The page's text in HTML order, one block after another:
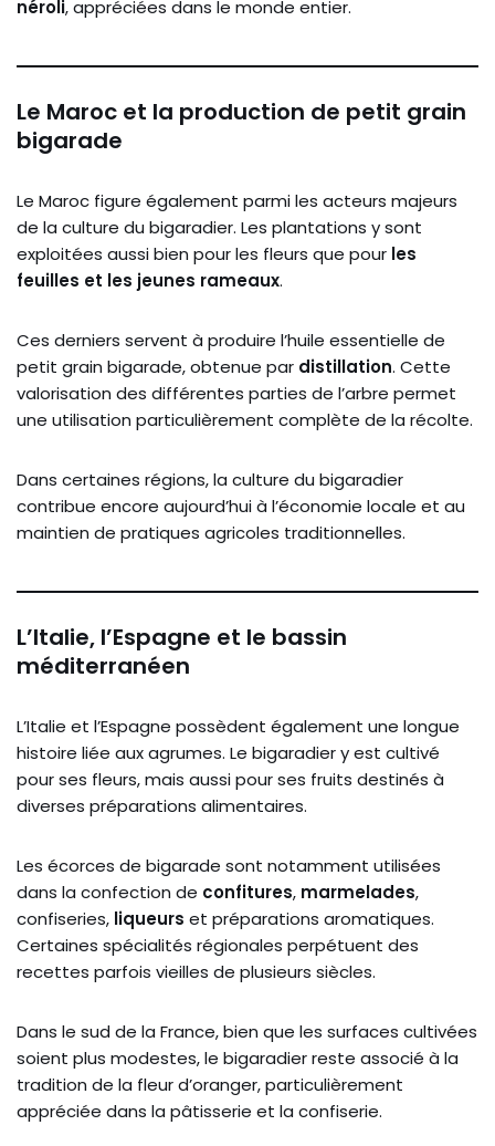
néroli, appréciées dans le monde entier.
Le Maroc et la production de petit grain
bigarade
Le Maroc figure également parmi les acteurs majeurs
de la culture du bigaradier. Les plantations y sont
exploitées aussi bien pour les fleurs que pour les
feuilles et les jeunes rameaux.
Ces derniers servent à produire l’huile essentielle de
petit grain bigarade, obtenue par distillation. Cette
valorisation des différentes parties de l’arbre permet
une utilisation particulièrement complète de la récolte.
Dans certaines régions, la culture du bigaradier
contribue encore aujourd’hui à l’économie locale et au
maintien de pratiques agricoles traditionnelles.
L’Italie, l’Espagne et le bassin
méditerranéen
L’Italie et l’Espagne possèdent également une longue
histoire liée aux agrumes. Le bigaradier y est cultivé
pour ses fleurs, mais aussi pour ses fruits destinés à
diverses préparations alimentaires.
Les écorces de bigarade sont notamment utilisées
dans la confection de confitures, marmelades,
confiseries, liqueurs et préparations aromatiques.
Certaines spécialités régionales perpétuent des
recettes parfois vieilles de plusieurs siècles.
Dans le sud de la France, bien que les surfaces cultivées
soient plus modestes, le bigaradier reste associé à la
tradition de la fleur d’oranger, particulièrement
appréciée dans la pâtisserie et la confiserie.